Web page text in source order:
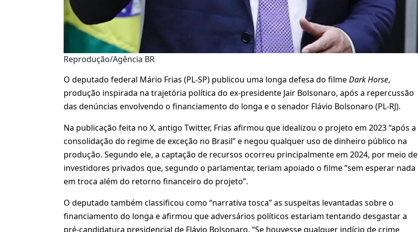
Reprodução/Agência BR
O deputado federal Mário Frias (PL-SP) publicou uma longa defesa do filmeDark Horse,
produção inspirada na trajetória política do ex-presidente Jair Bolsonaro, após a repercussão
das denúncias envolvendo o financiamento do longa e o senador Flávio Bolsonaro (PL-RJ).
Na publicação feita no X, antigo Twitter, Frias afirmou que idealizou o projeto em 2023 “após a
consolidação do regime de exceção no Brasil” e negou qualquer uso de dinheiro público na
produção. Segundo ele, a captação de recursos ocorreu principalmente em 2024, por meio de
investidores privados que, segundo o parlamentar, teriam apoiado o filme “sem esperar nada
em troca além do retorno financeiro do projeto”.
O deputado também classificou como “narrativa tosca” as suspeitas levantadas sobre o
financiamento do longa e afirmou que adversários políticos estariam tentando desgastar a
pré-candidatura presidencial de Flávio Bolsonaro. “Se houvesse qualquer indício de crime